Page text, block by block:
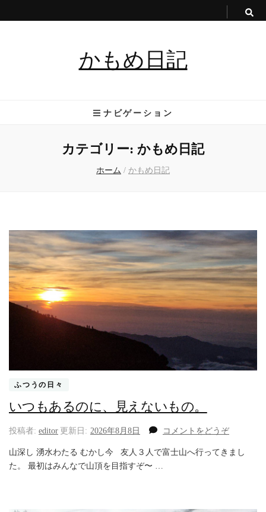
かもめ日記
ナビゲーション
カテゴリー: かもめ日記
ホーム / かもめ日記
ふつうの日々
いつもあるのに、見えないもの。
投稿者: editor 更新日: 2026年8月8日 コメントをどうぞ(い
も
山深し 湧水わたる むかし今 友人３人で富士山へ行ってきまし
た。 最初はみんなで山頂を目指すぞ〜 …